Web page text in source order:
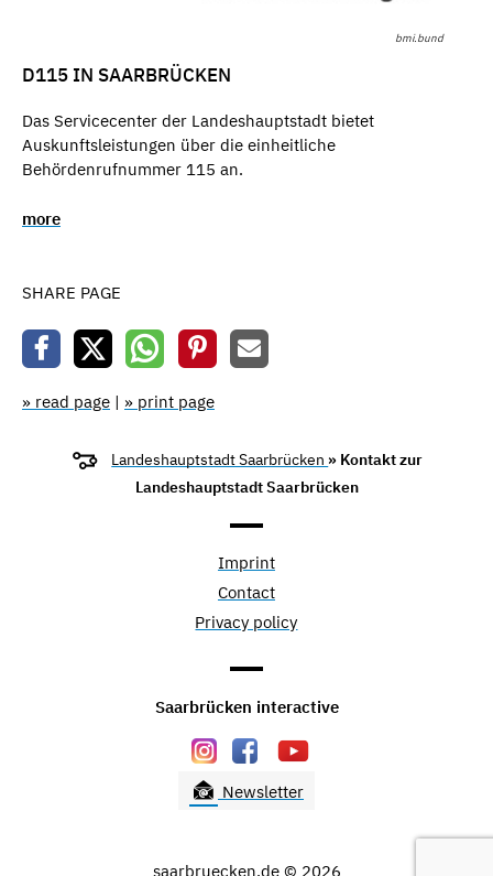
bmi.bund
D115 IN SAARBRÜCKEN
Das Servicecenter der Landeshauptstadt bietet
Auskunftsleistungen über die einheitliche
Behördenrufnummer 115 an.
more
SHARE PAGE
» read page | » print page
Landeshauptstadt Saarbrücken » Kontakt zur
Landeshauptstadt Saarbrücken
Imprint
Contact
Privacy policy
Saarbrücken interactive
Newsletter
saarbruecken.de © 2026